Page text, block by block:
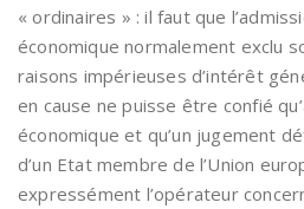
« ordinaires » : il faut que
économique normalement exclu
raisons impérieuses d’intérêt
en cause ne puisse être confié
économique et qu’un jugement
d’un Etat membre de l’Union
expressément l’opérateur